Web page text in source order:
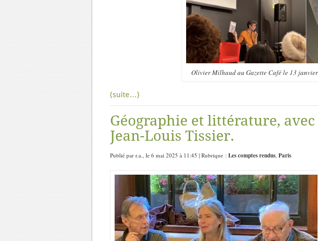
Olivier Milhaud au Gazette Café le 13
(suite…)
Géographie et littérature,
Jean-Louis Tissier.
Publié par r.a., le 6 mai 2025 à 11:45 | Rubrique : Les comptes rendus, Paris